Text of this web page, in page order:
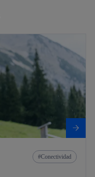
Conectividad